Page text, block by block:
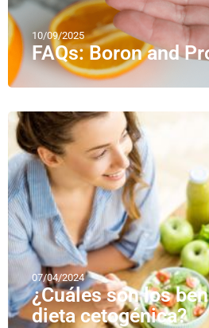
10/09/2025
FAQs: Boron and
07/04/2024
¿Cuáles son los
dieta cetogénica?